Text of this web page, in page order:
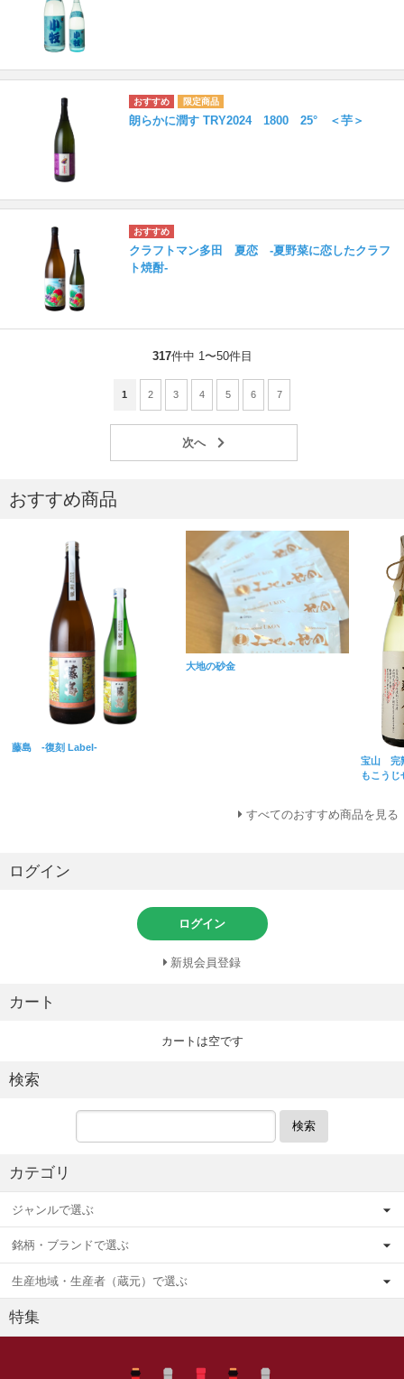
朗らかに潤す TRY2024 1800 25° ＜芋＞
クラフトマン多田 夏恋 -夏野菜に恋したクラフ
ト焼酎-
317件中 1〜50件目
1 2 3 4 5 6 7
おすすめ商品
藤島 -復刻 Label-
大地の砂金
宝山 完
もこう
すべてのおすすめ商品を見る
ログイン
ログイン
新規会員登録
カート
カートは空です
検索
検索
カテゴリ
ジャンルで選ぶ
銘柄・ブランドで選ぶ
生産地域・生産者（蔵元）で選ぶ
特集